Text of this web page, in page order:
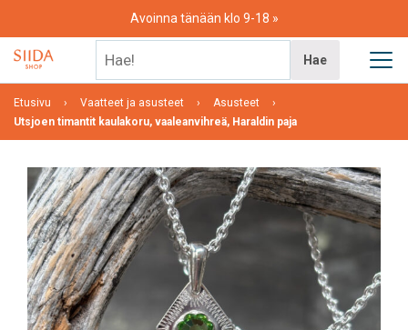
content
Avoinna tänään klo 9-18
Hae
Etusivu Vaatteet ja asusteet
Asusteet
Utsjoen timantit kaulakoru, vaaleanvihreä, Haraldin paja